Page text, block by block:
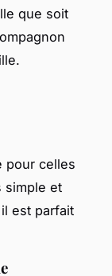
que soit
pour celles
simple et
est parfait